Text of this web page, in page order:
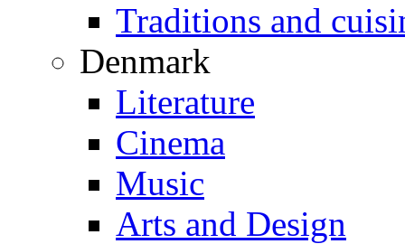
Traditions and
Denmark
Literature
Cinema
Music
Arts and Design